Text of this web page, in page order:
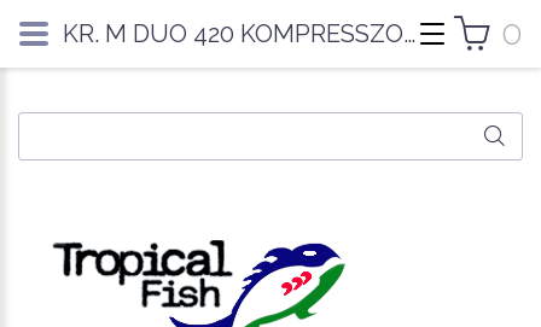
0
KR. M DUO 420 KOMPRESSZOR- LEVEGŐZTETŐ DUPLA SZETTEL